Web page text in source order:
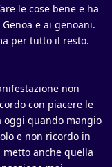
le cose bene e ha
e ai genoani.
per tutto il resto.
non
con piacere le
oggi quando mangio
e non ricordo in
metto anche quella